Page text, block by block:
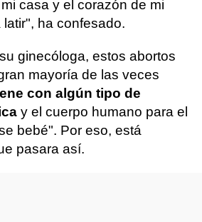
casa y el corazón de mi
latir", ha confesado.
ginecóloga, estos abortos
mayoría de las veces
con algún tipo de
y el cuerpo humano para el
bebé". Por eso, está
pasara así.